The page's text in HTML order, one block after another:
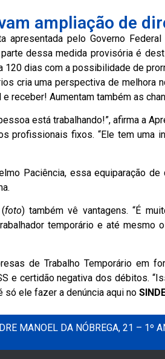
ampliação de
apresentada pelo Governo
dessa medida provisória é
120 dias com a possibilidade de
cria uma perspectiva de melhora
receber! Aumentam também as
está trabalhando!”, afirma a
profissionais fixos. “Ele tem uma
Paciência, essa equiparação
foto) também vê vantagens. “É
temporário e até mesmo
de Trabalho Temporário em
e certidão negativa dos débitos.
só ele fazer a denúncia aqui no
MANOEL DA NÓBREGA, 21 – 1º